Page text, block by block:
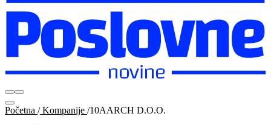
Početna /Kompanije /10AARCH D.O.O.